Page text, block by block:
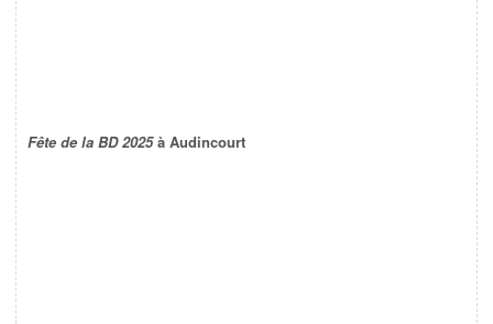
Fête de la BD 2025à Audincourt